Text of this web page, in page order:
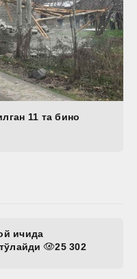
11 та бино
ичида
25 302